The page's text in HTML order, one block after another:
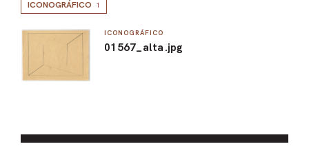
ICONOGRÁFICO 1
ICONOGRÁFICO
01567_alta.jpg